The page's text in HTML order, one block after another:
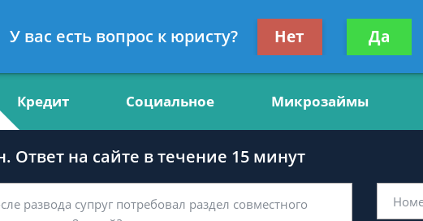
консультант, юрист по финансам
Получите консультацию
бесплатно
Кредит Социальное Микрозаймы
Ответ на сайте в течение 15 минут
У вас есть вопрос к юристу? Нет Да